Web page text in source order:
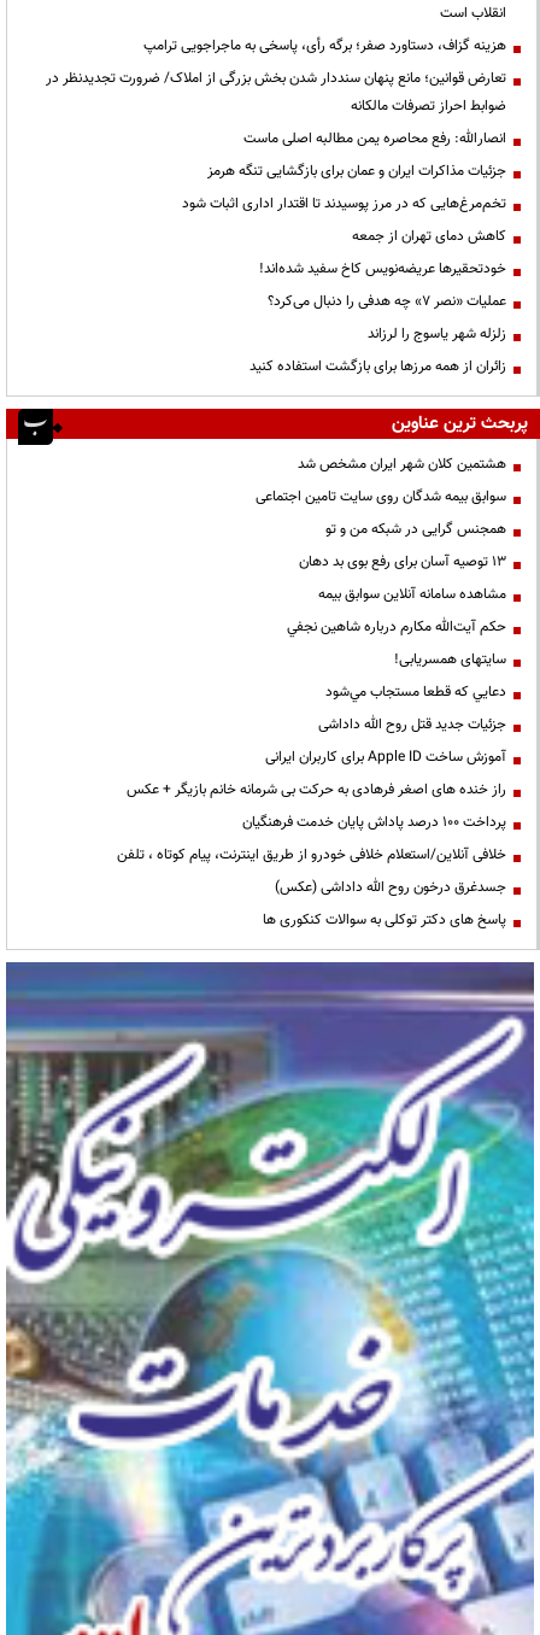
انقلاب است
هزینه گزاف، دستاورد صفر؛ برگه رأی، پاسخی به ماجراجویی ترامپ
تعارض قوانین؛ مانع پنهان سنددار شدن بخش بزرگی از املاک/ ضرورت تجدیدنظر در
ضوابط احراز تصرفات مالکانه
انصارالله: رفع محاصره یمن مطالبه اصلی ماست
جزئیات مذاکرات ایران و عمان برای بازگشایی تنگه هرمز
تخم‌مرغ‌هایی که در مرز پوسیدند تا اقتدار اداری اثبات شود
کاهش دمای تهران از جمعه
خودتحقیرها عریضه‌نویس کاخ سفید شده‌اند!
عملیات «نصر ۷» چه هدفی را دنبال می‌کرد؟
زلزله شهر یاسوج را لرزاند
زائران از همه مرزها برای بازگشت استفاده کنید
پربحث ترین عناوین
هشتمین کلان شهر ایران مشخص شد
سوابق بیمه شدگان روی سایت تامین اجتماعی
همجنس گرایی در شبکه من و تو
13 توصیه آسان برای رفع بوی بد دهان
مشاهده سامانه آنلاين سوابق بیمه
حكم آيت‌الله مكارم درباره شاهين نجفي
سایتهای همسریابی!
دعايي كه قطعا مستجاب مي‌شود
جزئیات جدید قتل روح الله داداشی
آموزش ساخت Apple ID برای کاربران ایرانی
راز خنده های اصغر فرهادی به حرکت بی شرمانه خانم بازیگر + عکس
پرداخت ۱۰۰ درصد پاداش پایان خدمت فرهنگیان
خلافی آنلاین/استعلام خلافی خودرو از طریق اینترنت، پیام کوتاه ، تلفن
جسدغرق درخون روح الله داداشی (عکس)
پاسخ های دکتر توکلی به سوالات کنکوری ها